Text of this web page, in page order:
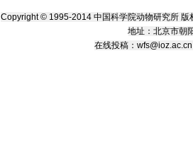
Copyright © 1995-2014 中国科学院动物研究所
地址：北京市朝
在线投稿 ： wfs@ioz.ac.cn